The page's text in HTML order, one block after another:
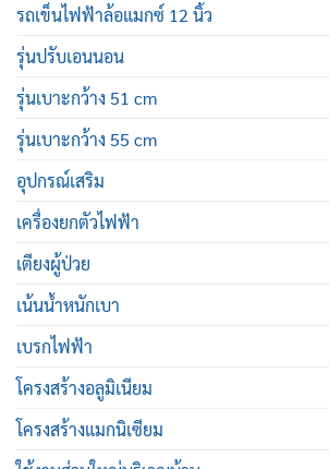
รถเข็นไฟฟ้าล้อแมกซ์ 12 นิ้ว
รุ่นปรับเอนนอน
รุ่นเบาะกว้าง 51 cm
รุ่นเบาะกว้าง 55 cm
อุปกรณ์เสริม
เครื่องยกตัวไฟฟ้า
เตียงผู้ป่วย
เน้นน้ำหนักเบา
เบรกไฟฟ้า
โครงสร้างอลูมิเนียม
โครงสร้างแมกนิเซียม